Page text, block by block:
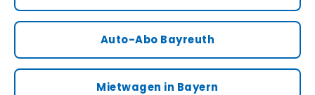
Auto-Abo Bayreuth
Mietwagen in Bayern